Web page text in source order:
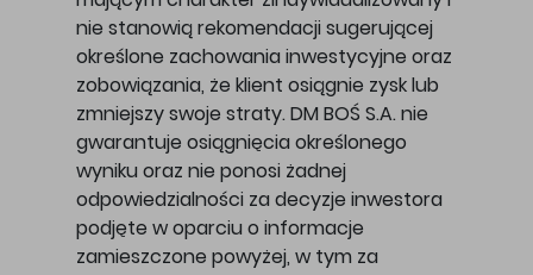
nie stanowią rekomendacji sugerującej
określone zachowania inwestycyjne oraz
zobowiązania, że klient osiągnie zysk lub
zmniejszy swoje straty. DM BOŚ S.A. nie
gwarantuje osiągnięcia określonego
wyniku oraz nie ponosi żadnej
odpowiedzialności za decyzje inwestora
podjęte w oparciu o informacje
zamieszczone powyżej, w tym za